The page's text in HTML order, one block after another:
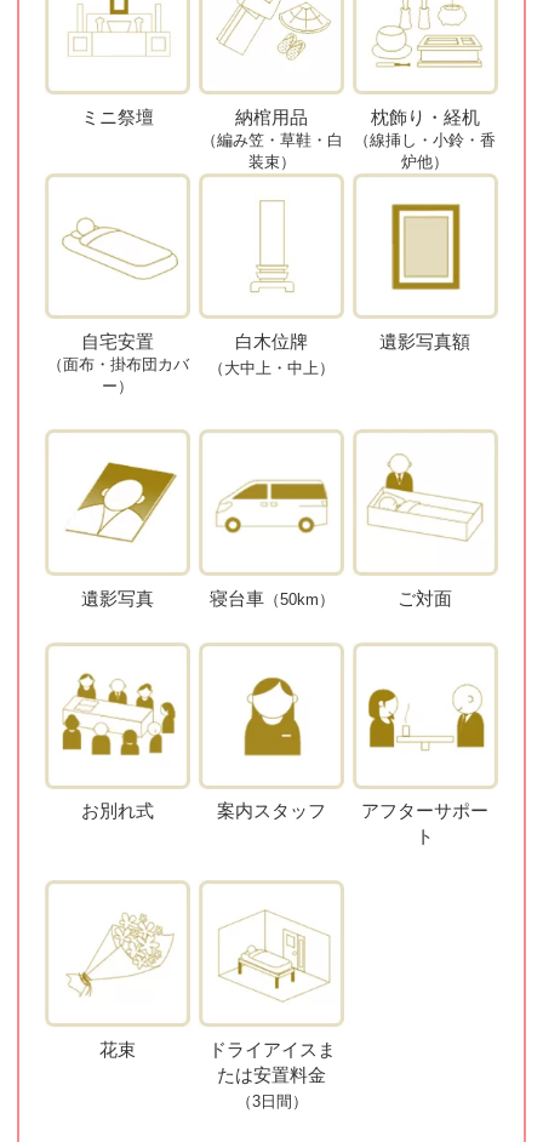
ミニ祭壇 納棺用品
（編み笠・草鞋・白
装束）
枕飾り・経机
（線挿し・小鈴・香
炉他）
自宅安置
（面布・掛布団カバ
ー）
白木位牌
（大中上・中上）
遺影写真額
遺影写真 寝台車（50km） ご対面
お別れ式 案内スタッフ
アフターサポー
ト
花束
ドライアイスま
たは安置料金
（3日間）